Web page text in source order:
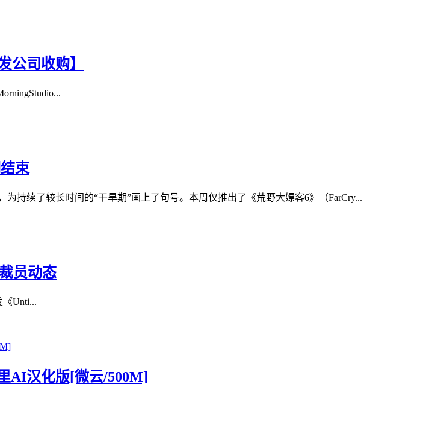
公司收购】
束
持续了较长时间的“干旱期”画上了句号。本周仅推出了《荒野大嫖客6》（FarCry...
员动态
《Unti...
AI汉化版[微云/500M]